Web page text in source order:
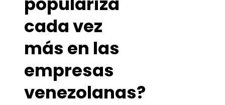
cada vez
más en las
empresas
venezolanas?